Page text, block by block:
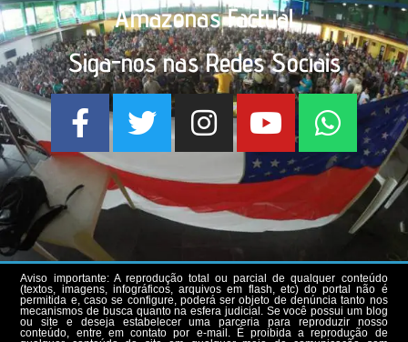
Amazonas Factual
Siga-nos nas Redes Sociais
Aviso importante: A reprodução total ou parcial de qualquer conteúdo
(textos, imagens, infográficos, arquivos em flash, etc) do portal não é
permitida e, caso se configure, poderá ser objeto de denúncia tanto nos
mecanismos de busca quanto na esfera judicial. Se você possui um blog
ou site e deseja estabelecer uma parceria para reproduzir nosso
conteúdo, entre em contato por e-mail. É proibida a reprodução de